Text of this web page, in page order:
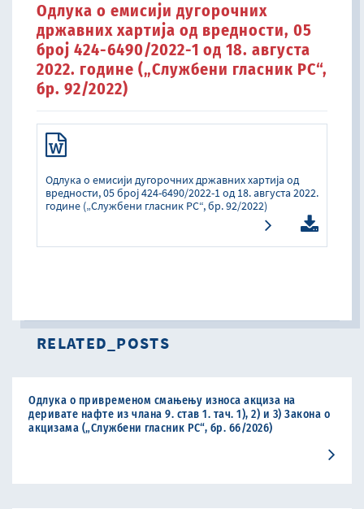
Одлука о емисији дугорочних
државних хартија од вредности, 05
број 424-6490/2022-1 од 18. августа
2022. године („Службени гласник РС“,
бр. 92/2022)
Одлука о емисији дугорочних државних хартија од
вредности, 05 број 424-6490/2022-1 од 18. августа 2022.
године („Службени гласник РС“, бр. 92/2022)
RELATED_POSTS
Одлука о привременом смањењу износа акциза на
деривате нафте из члана 9. став 1. тач. 1), 2) и 3) Закона о
акцизама („Службени гласник РС“, бр. 66/2026)